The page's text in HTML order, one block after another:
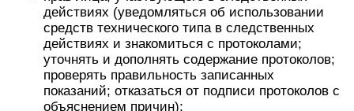
действиях (уведомляться об использовании
средств технического типа в следственных
действиях и знакомиться с протоколами;
уточнять и дополнять содержание протоколов;
проверять правильность записанных
показаний; отказаться от подписи протоколов с
объяснением причин);